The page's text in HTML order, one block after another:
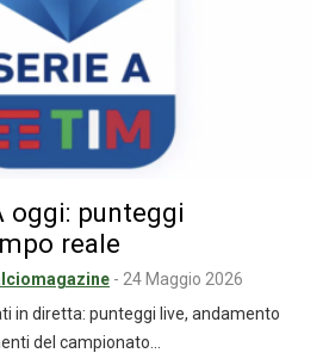
oggi: punteggi
reale
- 24 Maggio 2026
in diretta: punteggi live, andamento
del campionato…